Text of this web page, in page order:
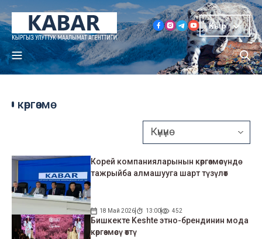
Кыр
көргөзмө
Корей компанияларынын көргөзмөсүндө
тажрыйба алмашууга шарт түзүлөт
18 Май 2026 13:00 452
Бишкекте Keshte этно-брендинин мода
көргөзмөсү өттү